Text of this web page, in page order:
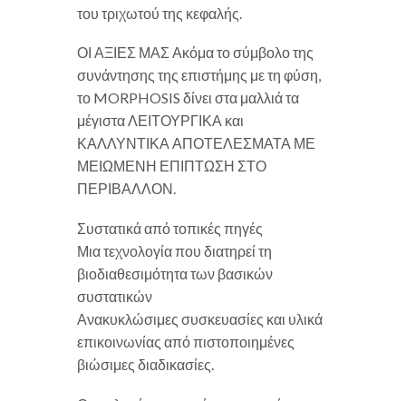
του τριχωτού της κεφαλής.
ΟΙ ΑΞΙΕΣ ΜΑΣ Ακόμα το σύμβολο της
συνάντησης της επιστήμης με τη φύση,
το MORPHOSIS δίνει στα μαλλιά τα
μέγιστα ΛΕΙΤΟΥΡΓΙΚΑ και
ΚΑΛΛΥΝΤΙΚΑ ΑΠΟΤΕΛΕΣΜΑΤΑ ΜΕ
ΜΕΙΩΜΕΝΗ ΕΠΙΠΤΩΣΗ ΣΤΟ
ΠΕΡΙΒΑΛΛΟΝ.
Συστατικά από τοπικές πηγές
Μια τεχνολογία που διατηρεί τη
βιοδιαθεσιμότητα των βασικών
συστατικών
Ανακυκλώσιμες συσκευασίες και υλικά
επικοινωνίας από πιστοποιημένες
βιώσιμες διαδικασίες.